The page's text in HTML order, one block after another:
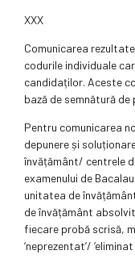
XXX
Comunicarea
codurile individuale
candidaților. Aceste
bază de semnătură
Pentru comunicarea
depunere și
învățământ/ centrele
examenului de
unitatea de
de învățământ
fiecare probă scrisă,
‘neprezentat’/